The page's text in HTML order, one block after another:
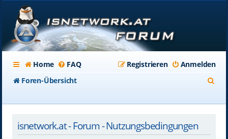
Home FAQ Anmelden
Registrieren
Foren-Übersicht
isnetwork.at - Forum - Nutzungsbedingungen